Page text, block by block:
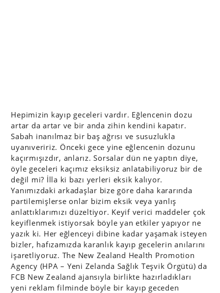
Hepimizin kayıp geceleri vardır. Eğlencenin dozu
artar da artar ve bir anda zihin kendini kapatır.
Sabah inanılmaz bir baş ağrısı ve susuzlukla
uyanıveririz. Önceki gece yine eğlencenin dozunu
kaçırmışızdır, anlarız. Sorsalar dün ne yaptın diye,
öyle geceleri kaçımız eksiksiz anlatabiliyoruz bir de
değil mi? İlla ki bazı yerleri eksik kalıyor.
Yanımızdaki arkadaşlar bize göre daha kararında
partilemişlerse onlar bizim eksik veya yanlış
anlattıklarımızı düzeltiyor. Keyif verici maddeler çok
keyiflenmek istiyorsak böyle yan etkiler yapıyor ne
yazık ki. Her eğlenceyi dibine kadar yaşamak isteyen
bizler, hafızamızda karanlık kayıp gecelerin anılarını
işaretliyoruz. The New Zealand Health Promotion
Agency (HPA – Yeni Zelanda Sağlık Teşvik Örgütü) da
FCB New Zealand ajansıyla birlikte hazırladıkları
yeni reklam filminde böyle bir kayıp geceden